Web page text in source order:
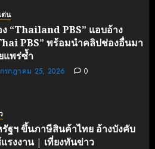
ด่น
“Thailand PBS” แอบอ้าง
PBS” พร้อมนำคลิปช่องอื่นมา
แพร่ซ้ำ
กรกฎาคม 25, 2026 0
ฐฯ ขึ้นภาษีสินค้าไทย อ้างบังคับ
รงงาน | เที่ยงทันข่าว